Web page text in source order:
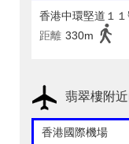
香港中環堅道１
距離 330m
翡翠樓附
香港國際機場